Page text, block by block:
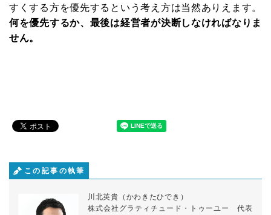
すくする方を優先するという考え方は当然ありえます。
何を優先するか、最後は経営者が決断しなければなりま
せん。
この記事の執筆
川北英貴（かわきたひでき）
株式会社グラティチュード・トゥーユー 代表